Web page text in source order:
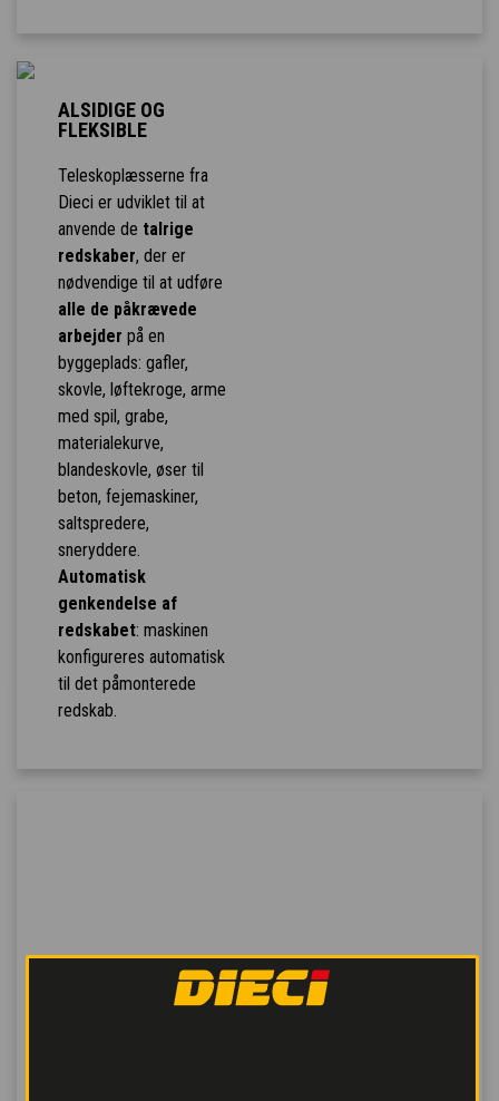
ALSIDIGE OG
FLEKSIBLE
Teleskoplæsserne fra
Dieci er udviklet til at
anvende de talrige
redskaber, der er
nødvendige til at udføre
alle de påkrævede
arbejder på en
byggeplads: gafler,
skovle, løftekroge, arme
med spil, grabe,
materialekurve,
blandeskovle, øser til
beton, fejemaskiner,
saltspredere,
sneryddere.
Automatisk
genkendelse af
redskabet: maskinen
konfigureres automatisk
til det påmonterede
redskab.